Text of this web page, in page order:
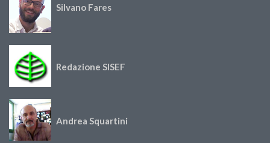
Silvano Fares
Redazione SISEF
Andrea Squartini